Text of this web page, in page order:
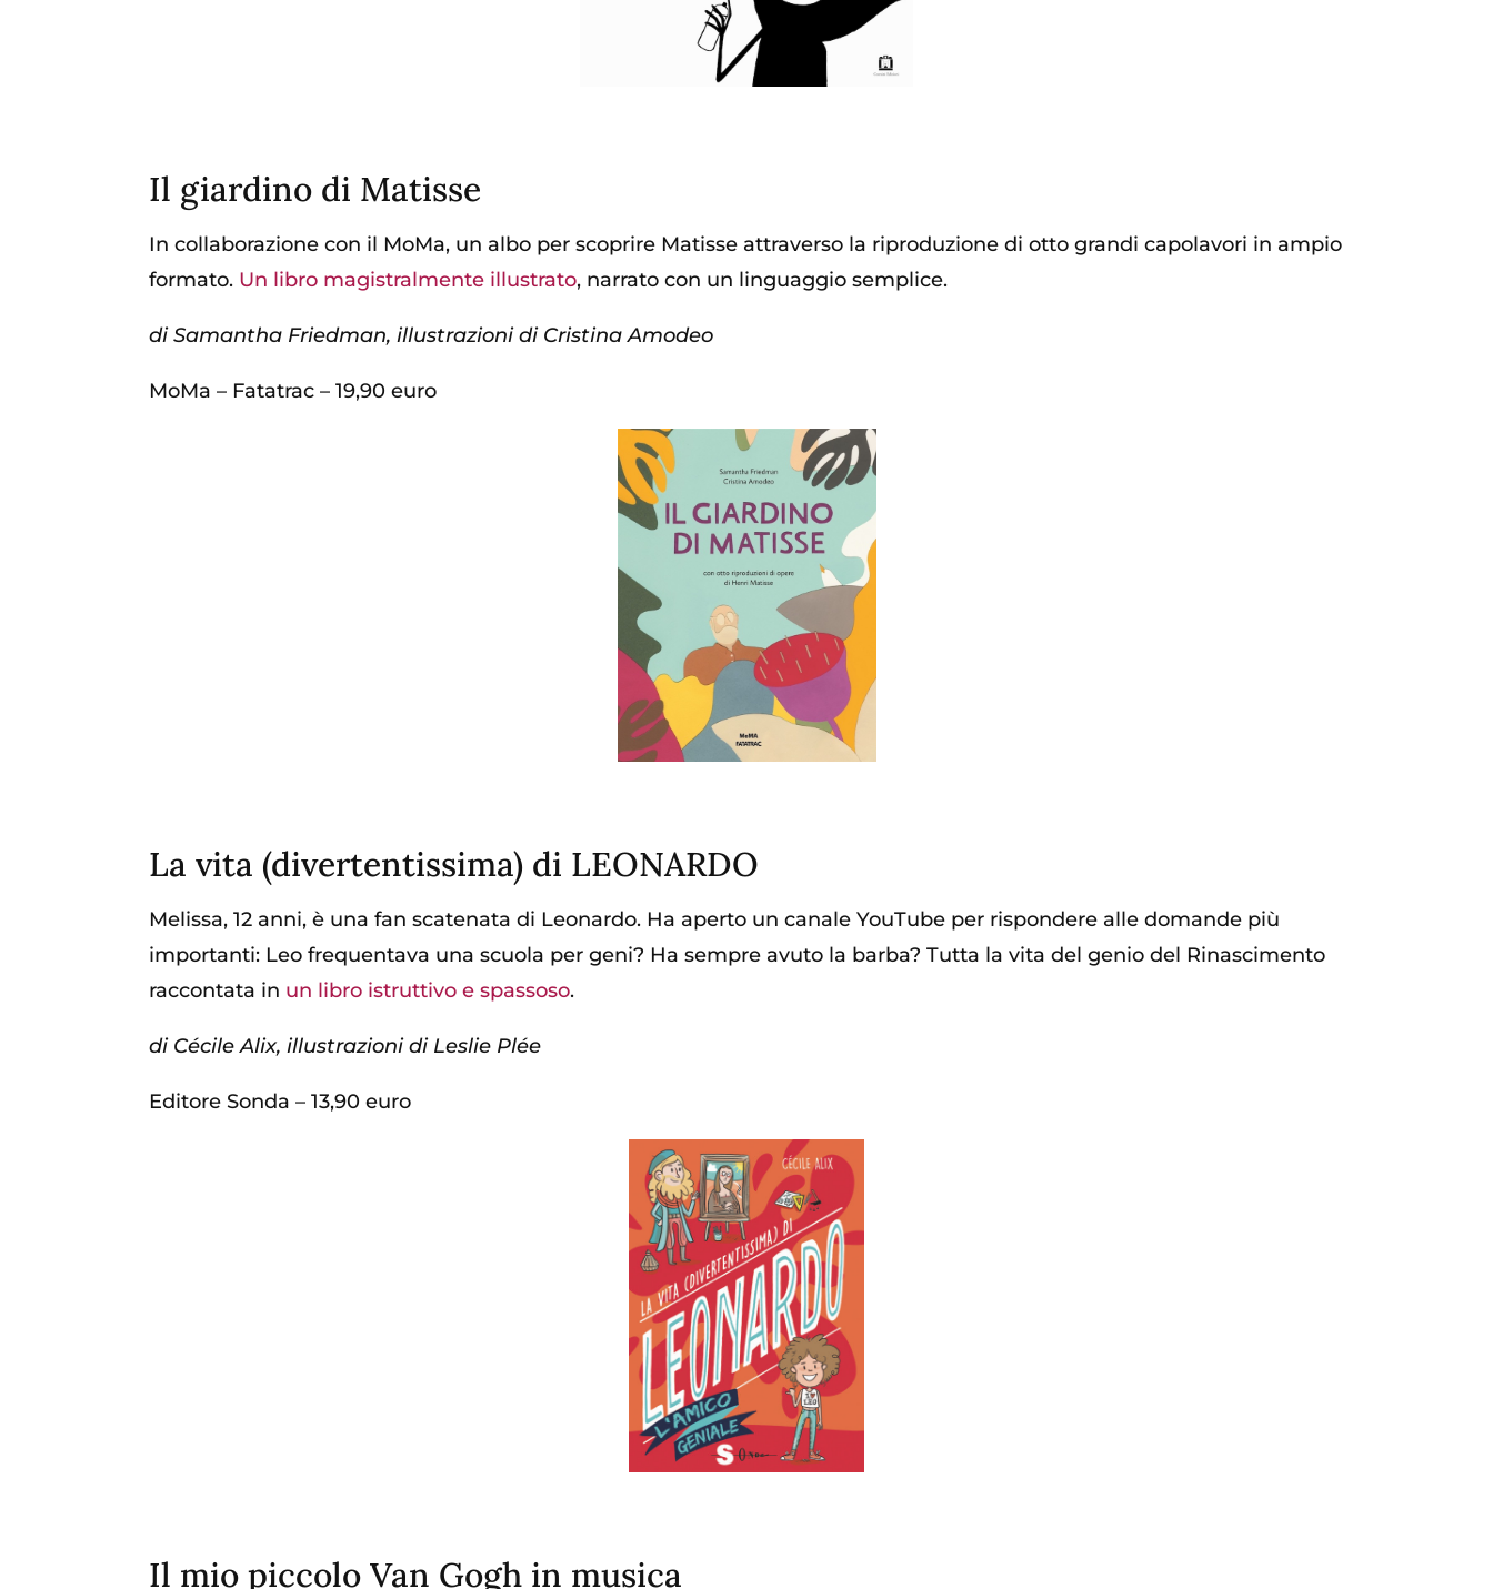
Il giardino di Matisse
In collaborazione con il MoMa, un albo per scoprire Matisse attraverso la riproduzione di otto grandi capolavori in ampio
formato. Un libro magistralmente illustrato, narrato con un linguaggio semplice.
di Samantha Friedman, illustrazioni di Cristina Amodeo
MoMa – Fatatrac – 19,90 euro
La vita (divertentissima) di LEONARDO
Melissa, 12 anni, è una fan scatenata di Leonardo. Ha aperto un canale YouTube per rispondere alle domande più
importanti: Leo frequentava una scuola per geni? Ha sempre avuto la barba? Tutta la vita del genio del Rinascimento
raccontata in un libro istruttivo e spassoso.
di Cécile Alix, illustrazioni di Leslie Plée
Editore Sonda – 13,90 euro
Il mio piccolo Van Gogh in musica